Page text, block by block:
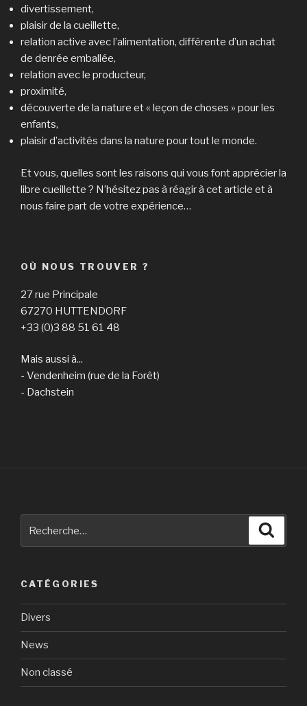
divertissement,
plaisir de la cueillette,
relation active avec l’alimentation, différente d’un achat
de denrée emballée,
relation avec le producteur,
proximité,
découverte de la nature et « leçon de choses » pour les
enfants,
plaisir d’activités dans la nature pour tout le monde.
Et vous, quelles sont les raisons qui vous font apprécier la
libre cueillette ? N’hésitez pas à réagir à cet article et à
nous faire part de votre expérience…
OÙ NOUS TROUVER ?
27 rue Principale
67270 HUTTENDORF
+33 (0)3 88 51 61 48
Mais aussi à...
- Vendenheim (rue de la Forêt)
- Dachstein
CATÉGORIES
Divers
News
Non classé